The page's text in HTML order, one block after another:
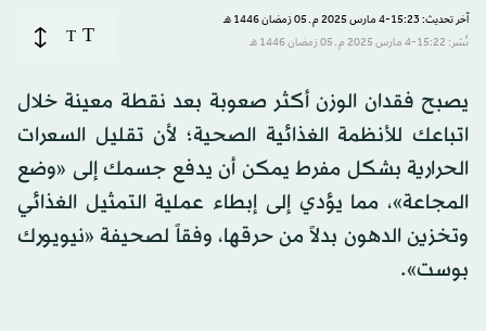
آخر تحديث: 15:23-4 مارس 2025 م ـ 05 رَمضان 1446 هـ
نُشر: 15:22-4 مارس 2025 م ـ 05 رَمضان 1446 هـ
T
T
يصبح فقدان الوزن أكثر صعوبة بعد نقطة معينة خلال
اتباعك للأنظمة الغذائية الصحية؛ لأن تقليل السعرات
الحرارية بشكل مفرط يمكن أن يدفع جسمك إلى «وضع
المجاعة»، مما يؤدي إلى إبطاء عملية التمثيل الغذائي
وتخزين الدهون بدلاً من حرقها، وفقاً لصحيفة «نيويورك
بوست».